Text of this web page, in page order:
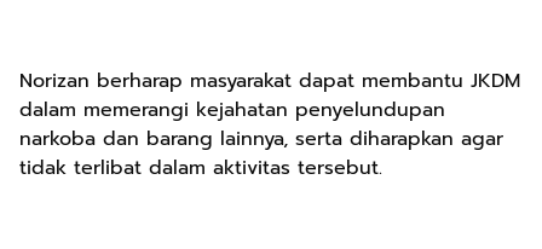
Norizan berharap masyarakat dapat membantu JKDM
dalam memerangi kejahatan penyelundupan
narkoba dan barang lainnya, serta diharapkan agar
tidak terlibat dalam aktivitas tersebut.